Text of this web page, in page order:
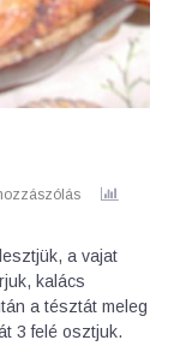
a vajat
kalács
a tésztát meleg
3 felé osztjuk.